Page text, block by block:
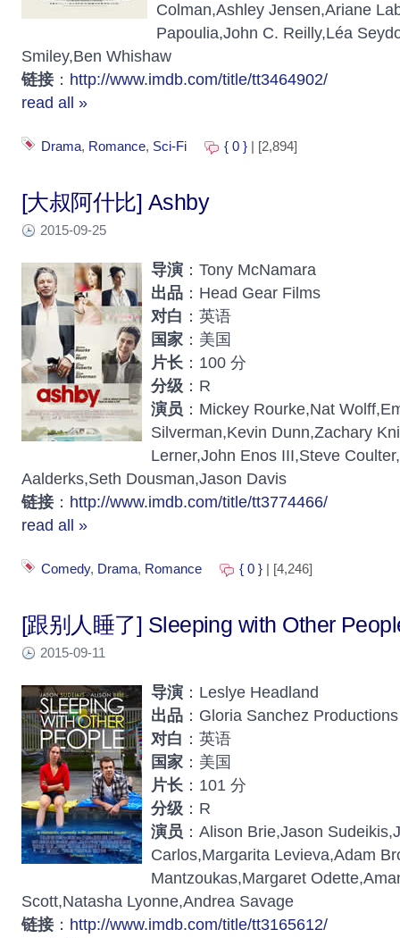
Colman,Ashley Jensen,Ariane
Papoulia,John C. Reilly,Léa
Smiley,Ben Whishaw
链接 ： http://www.imdb.com/title/tt3464902/
read all »
Drama, Romance, Sci-Fi { 0 } | [2,894]
[大叔阿什比] Ashby
2015-09-25
导演 ：Tony McNamara
出品 ：Head Gear Films
对白 ：英语
国家 ：美国
片长 ：100 分
分级 ：R
演员 ：Mickey Rourke,Nat
Silverman,Kevin Dunn,Zachary
Lerner,John Enos III,Steve
Aalderks,Seth Dousman,Jason Davis
链接 ： http://www.imdb.com/title/tt3774466/
read all »
Comedy, Drama, Romance { 0 } | [4,246]
[跟别人睡了] Sleeping with Other
2015-09-11
导演 ：Leslye Headland
出品 ：Gloria Sanchez Productions
对白 ：英语
国家 ：美国
片长 ：101 分
分级 ：R
演员 ：Alison Brie,Jason
Carlos,Margarita Levieva,Adam
Mantzoukas,Margaret
Scott,Natasha Lyonne,Andrea Savage
链接 ： http://www.imdb.com/title/tt3165612/